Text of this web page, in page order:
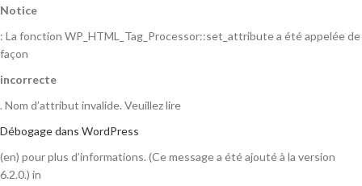
Notice
: La fonction WP_HTML_Tag_Processor::set_attribute a été appelée de
façon
incorrecte
. Nom d’attribut invalide. Veuillez lire
Débogage dans WordPress
(en) pour plus d’informations. (Ce message a été ajouté à la version
6.2.0.) in